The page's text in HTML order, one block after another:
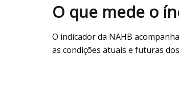
O que mede o
O indicador da NAHB
as condições atuais e futuras